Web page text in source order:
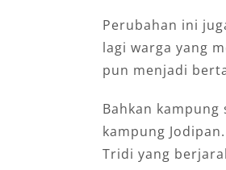
Perubahan ini
lagi warga yang
pun menjadi
Bahkan
kampung
Tridi yang